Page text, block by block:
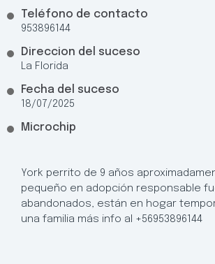
Teléfono de contacto
953896144
Direccion del suceso
La Florida
Fecha del suceso
18/07/2025
Microchip
York perrito de 9 años
pequeño en adopción responsable
abandonados, están en hogar
una familia más info al +56953896144